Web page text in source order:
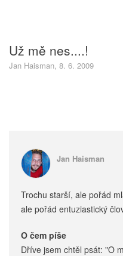
Už mě nes....!
Jan Haisman, 8. 6. 2009
Jan Haisman
Trochu starší, ale pořád
ale pořád entuziastický
O čem píše
Dříve jsem chtěl psát: "O